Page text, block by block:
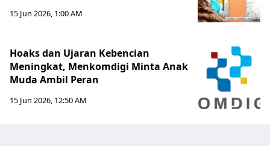
15 Jun 2026, 1:00 AM
Hoaks dan Ujaran Kebencian
Meningkat, Menkomdigi Minta Anak
Muda Ambil Peran
15 Jun 2026, 12:50 AM